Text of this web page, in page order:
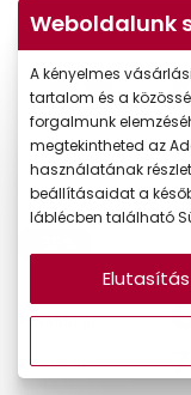
Korábbi ár:
Akciós ár:
Weboldalunk
A kényelmes
tartalom és a
forgalmunk
megtekintheted az
használatának
beállításaidat a
láblécben található
Elutasítás